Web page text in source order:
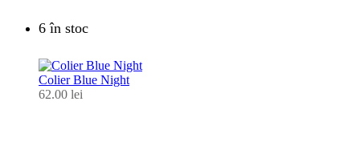
6 în stoc
Colier Blue Night
62.00 lei